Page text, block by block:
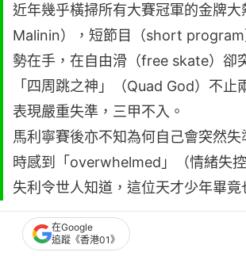
近年幾乎橫掃所有大賽冠軍的金牌大
Malinin），短節目（short
勢在手，在自由滑（free skate）卻
「四周跳之神」（Quad God）不止
表現嚴重失準，三甲不入。
馬利寧賽後亦不知為何自己會突然
時感到「overwhelmed」（情緒失
失利令世人知道，這位天才少年畢竟
在Google
追蹤《香港01》